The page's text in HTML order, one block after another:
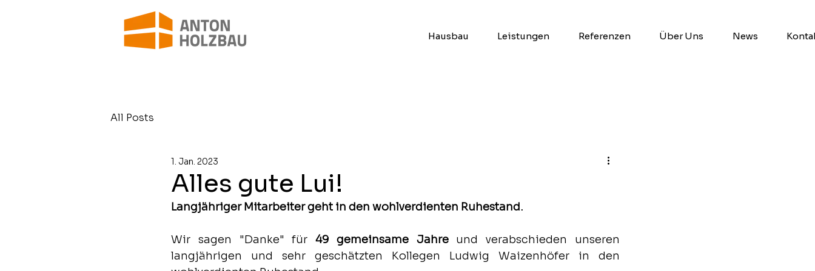
Hausbau Leistungen Referenzen Über Uns News
All Posts
Alles gute Lui!
1. Jan. 2023
Langjähriger Mitarbeiter geht in den wohlverdienten Ruhestand.
Wir sagen "Danke" für 49 gemeinsame Jahre und verabschieden unseren
langjährigen und sehr geschätzten Kollegen Ludwig Waizenhöfer in den